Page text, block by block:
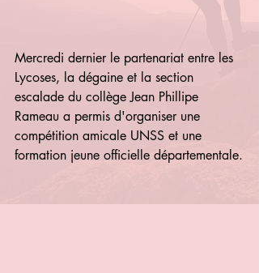
Mercredi dernier le partenariat entre les
Lycoses, la dégaine et la section
escalade du collège Jean Phillipe
Rameau a permis d'organiser une
compétition amicale UNSS et une
formation jeune officielle départementale.